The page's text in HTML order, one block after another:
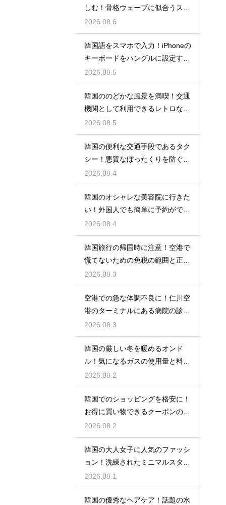
しむ！骨格ウェーブに似合うスタ
イルの特徴
2026.08.6
韓国語をスマホで入力！iPhoneの
キーボードをハングルに設定する
手順
2026.08.5
韓国ののどかな風景を満喫！交通
機関として利用できるレトロな観
光の馬車
2026.08.5
韓国の便利な交通手段であるタク
シー！悪質なぼったくりを防ぐ確
実な対策
2026.08.4
韓国のオシャレな美容院に行きた
い！外国人でも簡単に予約ができ
るアプリ
2026.08.4
韓国旅行の帰国時に注意！空港で
慌てないための免税の範囲と正し
い計算
2026.08.3
空港での急な体調不良に！仁川空
港のターミナルにある病院の診療
時間
2026.08.3
韓国の厳しい冬を暖めるオンド
ル！気になるガスの使用量と料金
の目安
2026.08.2
韓国でのショッピングを格安に！
お得に買い物できるクーポンの賢
い探し方
2026.08.2
韓国の大人女子に人気のファッシ
ョン！洗練されたミニマルスタイ
ルの特徴
2026.08.1
韓国の優秀なヘアケア！話題の水